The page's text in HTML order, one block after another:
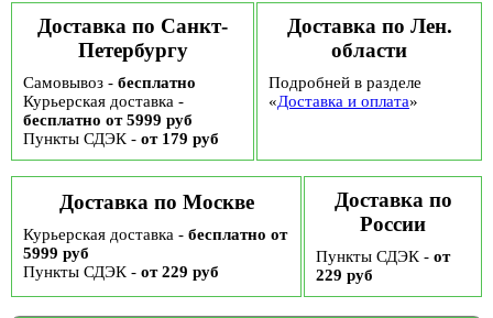
Доставка по Санкт-
Петербургу
Самовывоз - бесплатно
Курьерская доставка -
бесплатно от 5999 руб
Пункты СДЭК - от 179 руб
Доставка по Лен.
области
Подробней в разделе
«Доставка и оплата»
Доставка по Москве
Курьерская доставка - бесплатно от
5999 руб
Пункты СДЭК - от 229 руб
Доставка по
России
Пункты СДЭК - от
229 руб